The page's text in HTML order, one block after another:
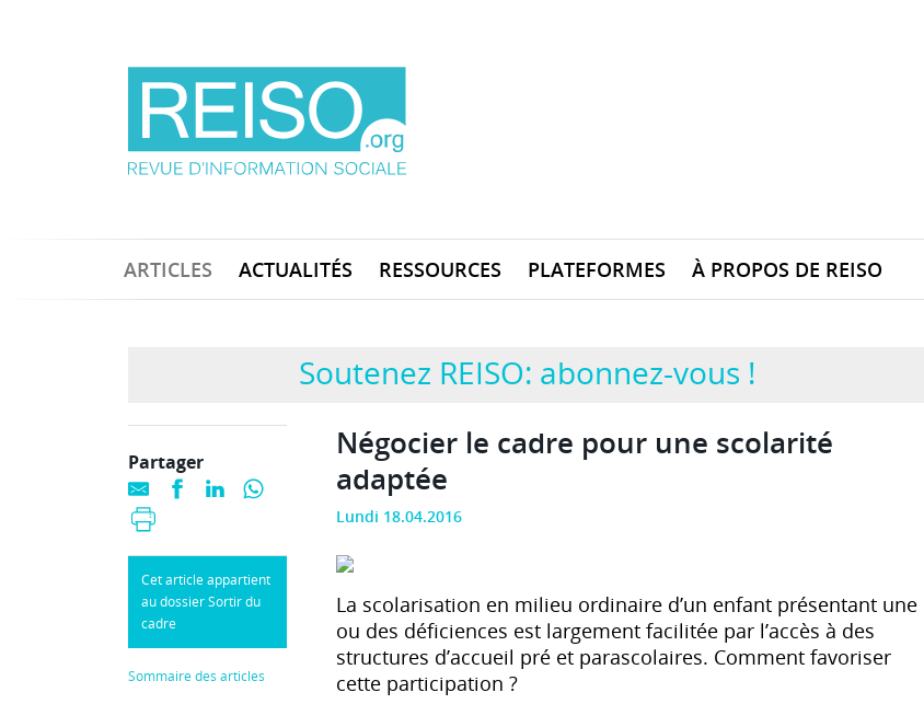
ARTICLES ACTUALITÉS RESSOURCES PLATEFORMES À PROPOS DE REISO
Soutenez REISO: abonnez-vous !
Négocier le cadre pour une scolarité
adaptée
Lundi 18.04.2016
La scolarisation en milieu ordinaire d’un enfant présentant une
ou des déficiences est largement facilitée par l’accès à des
structures d’accueil pré et parascolaires. Comment favoriser
cette participation ?
Partager
Cet article appartient
au dossier Sortir du
cadre
Sommaire des articles